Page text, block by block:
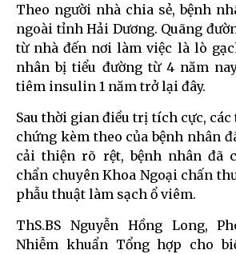
Theo người nhà chia sẻ, bệnh
ngoài tỉnh Hải Dương. Quãng
từ nhà đến nơi làm việc là lò
nhân bị tiểu đường từ 4 năm
tiêm insulin 1 năm trở lại đây.
Sau thời gian điều trị tích cực,
chứng kèm theo của bệnh nhân
cải thiện rõ rệt, bệnh nhân đã
chẩn chuyên Khoa Ngoại chấn
phẫu thuật làm sạch ổ viêm.
ThS.BS Nguyễn Hồng Long,
Nhiễm khuẩn Tổng hợp cho